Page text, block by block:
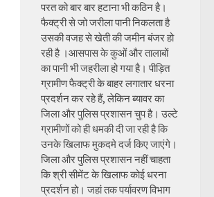
परत को बार बार हटाना भी कठिन है।
फैक्ट्री से जो जरीला पानी निकलता है
उसकी वजह से खेती की जमीन बंजर हो
रही है ।आसपास के कुओं और तालाबों
का पानी भी जहरीला हो गया है। पीड़ित
ग्रामीण फैक्ट्री के बाहर लगातार धरना
प्रदर्शन कर रहे हैं, लेकिन ब्यावर का
जिला और पुलिस प्रशासन चुप है। उल्टे
ग्रामीणों को ही धमकी दी जा रही है कि
उनके खिलाफ मुकदमे दर्ज किए जाएंगे।
जिला और पुलिस प्रशासन नहीं चाहता
कि श्री सीमेंट के खिलाफ कोई धरना
प्रदर्शन हो। जहां तक पर्यावरण विभाग